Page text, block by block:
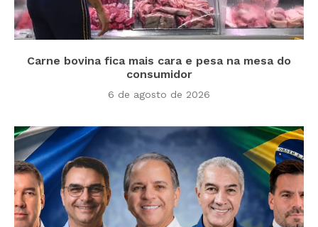
Carne bovina fica mais cara e pesa na mesa do
consumidor
6 de agosto de 2026